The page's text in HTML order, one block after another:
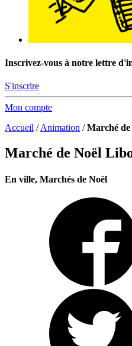
Inscrivez-vous à notre lettre
S'inscrire
Mon compte
Accueil /Animation /Marché
Marché de Noël
En ville, Marchés de Noël